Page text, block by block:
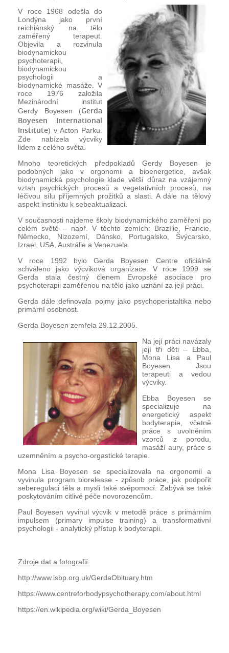
V roce 1968 odešla do
Londýna jako první
reichiánský na tělo
zaměřený terapeut.
Objevila a rozvinula
biodynamickou
psychoterapii,
biodynamickou
psychologii a
biodynamické masáže. V
roce 1976 založila
Mezinárodní institut
Gerdy Boyesen (Gerda
Boyesen International
Institute) v Acton Parku.
Zde nabízela výcviky
lidem z celého světa.
Mnoho teoretických předpokladů Gerdy Boyesen je
podobných jako v orgonomii a bioenergetice, avšak
biodynamická psychologie klade větší důraz na vzájemný
vztah psychických procesů a vegetativních procesů, na
léčivou sílu příjemných prožitků a slasti. A dále na tělový
aspekt instinktu k sebeaktualizaci.
V současnosti najdeme školy biodynamického zaměření po
celém světě – např. V těchto zemích: Brazílie, Francie,
Německo, Nizozemí, Dánsko, Portugalsko, Švýcarsko,
Izrael, USA, Austrálie a Venezuela.
V roce 1992 bylo Gerda Boyesen Centre oficiálně
schváleno jako výcviková organizace. V roce 1999 se
Gerda stala čestný členem Evropské asociace pro
psychoterapii zaměřenou na tělo jako uznání za její práci.
Gerda dále definovala pojmy jako psychoperistaltika nebo
primární osobnost.
Gerda Boyesen zemřela 29.12.2005.
Na její práci navázaly
její tři děti – Ebba,
Mona Lisa a Paul
Boyesen. Jsou
terapeuti a vedou
výcviky.
Ebba Boyesen se
specializuje na
energetický aspekt
bodyterapie, včetně
práce s uvolněním
vzorců z porodu,
masáží aury, práce s
uzemněním a psycho-orgastické terapie.
Mona Lisa Boyesen se specializovala na orgonomii a
vyvinula program biorelease - způsob práce, jak podpořit
seberegulaci těla a mysli také svépomocí. Zabývá se také
poskytováním citlivé péče novorozencům.
Paul Boyesen vyvinul výcvik v metodě práce s primárním
impulsem (primary impulse training) a transformativní
psychologii - analytický přístup k bodyterapii.
Zdroje dat a fotografií:
http://www.lsbp.org.uk/GerdaObituary.htm
https://www.centreforbodypsychotherapy.com/about.html
https://en.wikipedia.org/wiki/Gerda_Boyesen